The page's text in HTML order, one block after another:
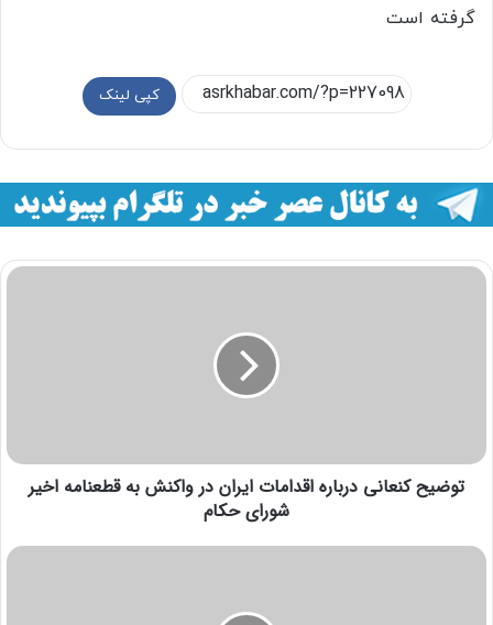
گرفته است
کپی لینک
توضیح کنعانی درباره اقدامات ایران در واکنش به قطعنامه اخیر
شورای حکام